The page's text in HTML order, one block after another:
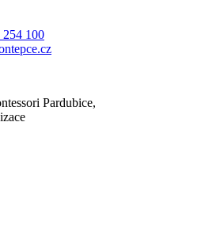
254 100
Pardubice,